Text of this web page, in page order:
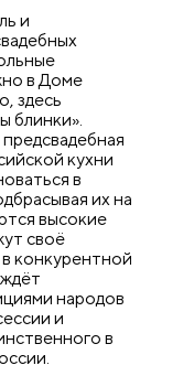
и
в Доме
здесь
блинки».
кухни
в
их на
высокие
своё
конкурентной
народов
и
в